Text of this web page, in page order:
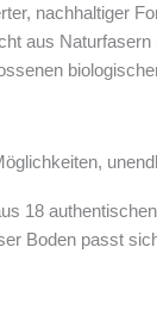
nachhaltiger
aus
18
Boden passt